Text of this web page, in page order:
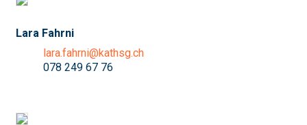
Lara Fahrni
lara.fahrni@kathsg.ch
078 249 67 76